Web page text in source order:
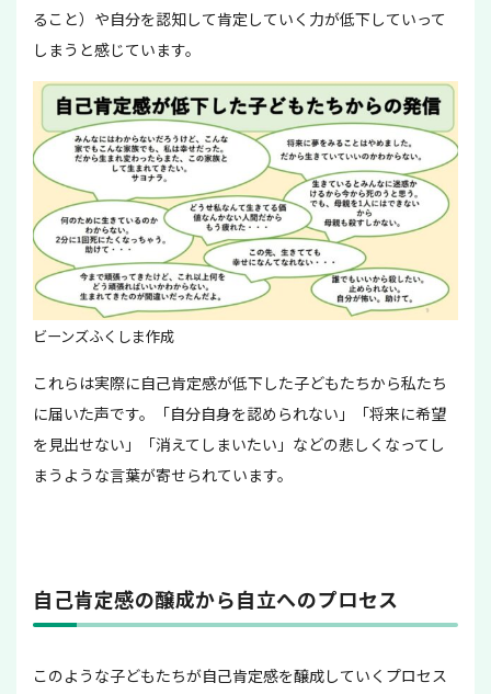
ること）や自分を認知して肯定していく力が低下していって
しまうと感じています。
ビーンズふくしま作成
これらは実際に自己肯定感が低下した子どもたちから私たち
に届いた声です。「自分自身を認められない」「将来に希望
を見出せない」「消えてしまいたい」などの悲しくなってし
まうような言葉が寄せられています。
自己肯定感の醸成から自立へのプロセス
このような子どもたちが自己肯定感を醸成していくプロセス